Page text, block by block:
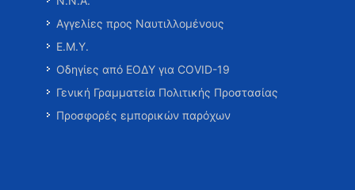
Αγγελίες προς Ναυτιλλομένους
Ε.Μ.Υ.
Οδηγίες από ΕΟΔΥ για COVID-19
Γενική Γραμματεία Πολιτικής Προστασίας
Προσφορές εμπορικών παρόχων